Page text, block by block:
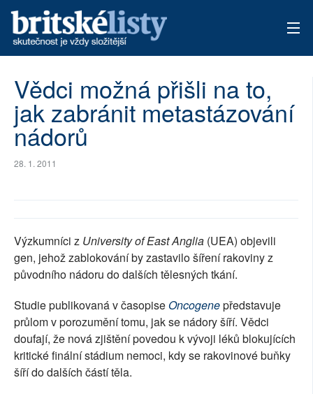
ARCHIV
TÉMATA
AUTOŘI
Vědci možná přišli na to,
jak zabránit metastázování
nádorů
28. 1. 2011
Výzkumníci z University of East Anglia (UEA) objevili
gen, jehož zablokování by zastavilo šíření rakoviny z
původního nádoru do dalších tělesných tkání.
Studie publikovaná v časopiseOncogenepředstavuje
průlom v porozumění tomu, jak se nádory šíří. Vědci
doufají, že nová zjištění povedou k vývoji léků blokujících
kritické finální stádium nemoci, kdy se rakovinové buňky
šíří do dalších částí těla.